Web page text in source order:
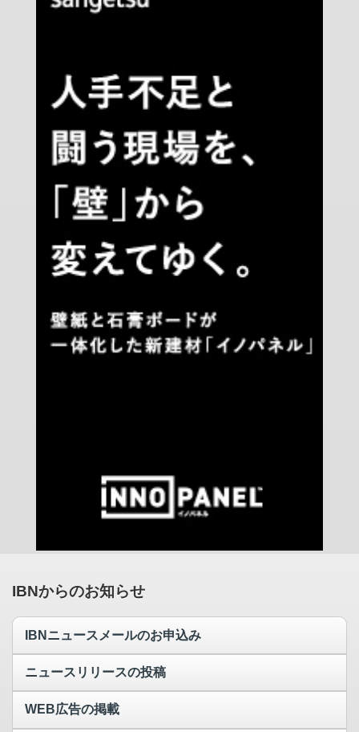
IBNからのお知らせ
IBNニュースメールのお申込み
ニュースリリースの投稿
WEB広告の掲載